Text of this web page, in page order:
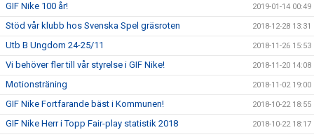
GIF Nike 100 år! 2019-01-14 00:49
Stöd vår klubb hos Svenska Spel gräsroten 2018-12-28 13:31
Utb B Ungdom 24-25/11 2018-11-26 15:53
Vi behöver fler till vår styrelse i GIF Nike! 2018-11-20 14:08
Motionsträning 2018-11-02 19:00
GIF Nike Fortfarande bäst i Kommunen! 2018-10-22 18:55
GIF Nike Herr i Topp Fair-play statistik 2018 2018-10-22 18:17